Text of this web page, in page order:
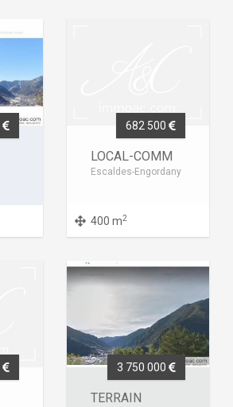
682 500
LOCAL-COMM
Escaldes-Engordany
400 m2
3 750 000
TERRAIN